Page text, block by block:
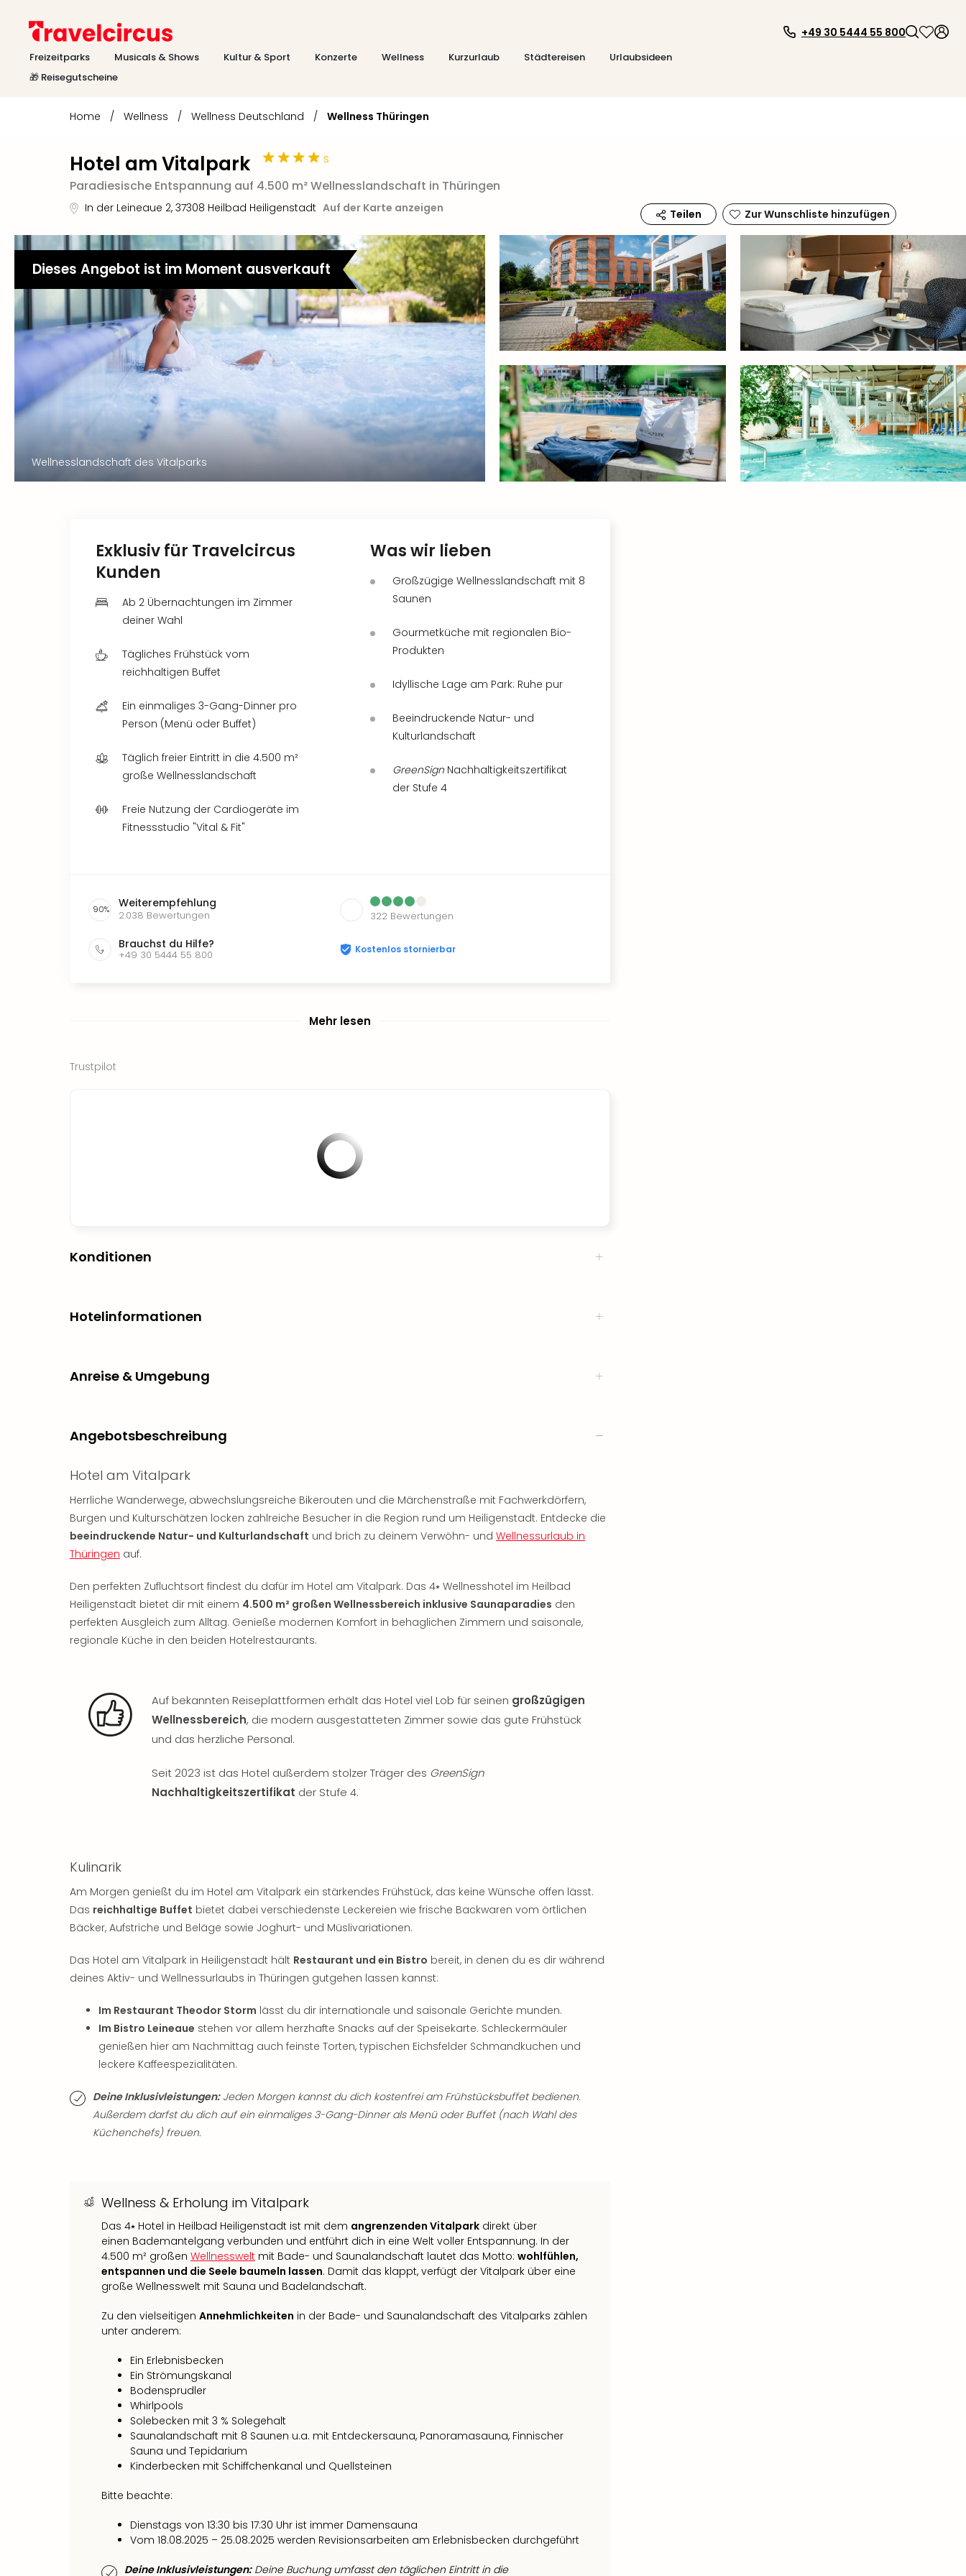
Freizeitparks Musicals & Shows Kultur & Sport Konzerte Wellness Kurzurlaub Städtereisen
Urlaubsideen
🎁 Reisegutscheine
+49 30 5444 55 800
Home / Wellness / Wellness Deutschland / Wellness Thüringen
Hotel am Vitalpark
s
Paradiesische Entspannung auf 4.500 m² Wellnesslandschaft in Thüringen
In der Leineaue 2, 37308 Heilbad Heiligenstadt Auf der Karte anzeigen Teilen Zur Wunschliste hinzufügen
Dieses Angebot ist im Moment ausverkauft
Wellnesslandschaft des Vitalparks
Exklusiv für Travelcircus
Kunden
Ab 2 Übernachtungen im Zimmer
deiner Wahl
Tägliches Frühstück vom
reichhaltigen Buffet
Ein einmaliges 3-Gang-Dinner pro
Person (Menü oder Buffet)
Täglich freier Eintritt in die 4.500 m²
große Wellnesslandschaft
Freie Nutzung der Cardiogeräte im
Fitnessstudio "Vital & Fit"
Was wir lieben
Großzügige Wellnesslandschaft mit 8
Saunen
Gourmetküche mit regionalen Bio-
Produkten
Idyllische Lage am Park: Ruhe pur
Beeindruckende Natur- und
Kulturlandschaft
GreenSign Nachhaltigkeitszertifikat
der Stufe 4
90% Weiterempfehlung
2.038 Bewertungen 322 Bewertungen
Brauchst du Hilfe?
+49 30 5444 55 800 Kostenlos stornierbar
Mehr lesen
Trustpilot
Konditionen
Hotelinformationen
Anreise & Umgebung
Angebotsbeschreibung
Hotel am Vitalpark
Herrliche Wanderwege, abwechslungsreiche Bikerouten und die Märchenstraße mit Fachwerkdörfern,
Burgen und Kulturschätzen locken zahlreiche Besucher in die Region rund um Heiligenstadt. Entdecke die
beeindruckende Natur- und Kulturlandschaft und brich zu deinem Verwöhn- und Wellnessurlaub in
Thüringen auf.
Den perfekten Zufluchtsort findest du dafür im Hotel am Vitalpark. Das 4⭑ Wellnesshotel im Heilbad
Heiligenstadt bietet dir mit einem 4.500 m² großen Wellnessbereich inklusive Saunaparadies den
perfekten Ausgleich zum Alltag. Genieße modernen Komfort in behaglichen Zimmern und saisonale,
regionale Küche in den beiden Hotelrestaurants.
Auf bekannten Reiseplattformen erhält das Hotel viel Lob für seinen großzügigen
Wellnessbereich, die modern ausgestatteten Zimmer sowie das gute Frühstück
und das herzliche Personal.
Seit 2023 ist das Hotel außerdem stolzer Träger des GreenSign
Nachhaltigkeitszertifikat der Stufe 4.
Kulinarik
Am Morgen genießt du im Hotel am Vitalpark ein stärkendes Frühstück, das keine Wünsche offen lässt.
Das reichhaltige Buffet bietet dabei verschiedenste Leckereien wie frische Backwaren vom örtlichen
Bäcker, Aufstriche und Beläge sowie Joghurt- und Müslivariationen.
Das Hotel am Vitalpark in Heiligenstadt hält Restaurant und ein Bistro bereit, in denen du es dir während
deines Aktiv- und Wellnessurlaubs in Thüringen gutgehen lassen kannst:
Im Restaurant Theodor Storm lässt du dir internationale und saisonale Gerichte munden.
Im Bistro Leineaue stehen vor allem herzhafte Snacks auf der Speisekarte. Schleckermäuler
genießen hier am Nachmittag auch feinste Torten, typischen Eichsfelder Schmandkuchen und
leckere Kaffeespezialitäten.
Deine Inklusivleistungen:Jeden Morgen kannst du dich kostenfrei am Frühstücksbuffet bedienen.
Außerdem darfst du dich auf ein einmaliges 3-Gang-Dinner als Menü oder Buffet (nach Wahl des
Küchenchefs) freuen.
Wellness & Erholung im Vitalpark
Das 4⭑ Hotel in Heilbad Heiligenstadt ist mit dem angrenzenden Vitalpark direkt über
einen Bademantelgang verbunden und entführt dich in eine Welt voller Entspannung. In der
4.500 m² großen Wellnesswelt mit Bade- und Saunalandschaft lautet das Motto: wohlfühlen,
entspannen und die Seele baumeln lassen. Damit das klappt, verfügt der Vitalpark über eine
große Wellnesswelt mit Sauna und Badelandschaft.
Zu den vielseitigen Annehmlichkeiten in der Bade- und Saunalandschaft des Vitalparks zählen
unter anderem:
Ein Erlebnisbecken
Ein Strömungskanal
Bodensprudler
Whirlpools
Solebecken mit 3 % Solegehalt
Saunalandschaft mit 8 Saunen u.a. mit Entdeckersauna, Panoramasauna, Finnischer
Sauna und Tepidarium
Kinderbecken mit Schiffchenkanal und Quellsteinen
Bitte beachte:
Dienstags von 13:30 bis 17:30 Uhr ist immer Damensauna
Vom 18.08.2025 – 25.08.2025 werden Revisionsarbeiten am Erlebnisbecken durchgeführt
Deine Inklusivleistungen:Deine Buchung umfasst den täglichen Eintritt in die